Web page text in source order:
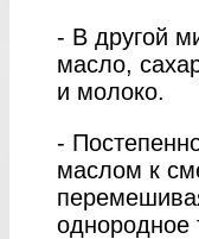
- В другой
масло,
и молоко.
-
маслом к
однородное